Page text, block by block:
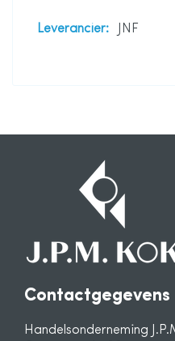
Meer
JNF
Contactgegevens
Handelsonderneming